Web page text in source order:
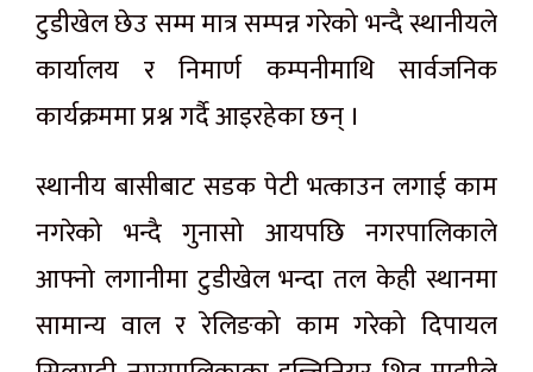
टुडीखेल छेउ सम्म मात्र सम्पन्न गरेको भन्दै स्थानीयले
कार्यालय र निमार्ण कम्पनीमाथि सार्वजनिक
कार्यक्रममा प्रश्न गर्दै आइरहेका छन् ।
स्थानीय बासीबाट सडक पेटी भत्काउन लगाई काम
नगरेको भन्दै गुनासो आयपछि नगरपालिकाले
आफ्नो लगानीमा टुडीखेल भन्दा तल केही स्थानमा
सामान्य वाल र रेलिङको काम गरेको दिपायल